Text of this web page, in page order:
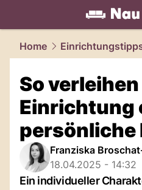
living.NAU.ch
Home
So
Einrichtung
persönliche
Franziska
18.04.2025 - 14:32
Ein individueller